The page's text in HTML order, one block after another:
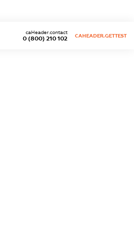
0 (800) 210 102
caHeader.contact
CAHEADER.GETTEST